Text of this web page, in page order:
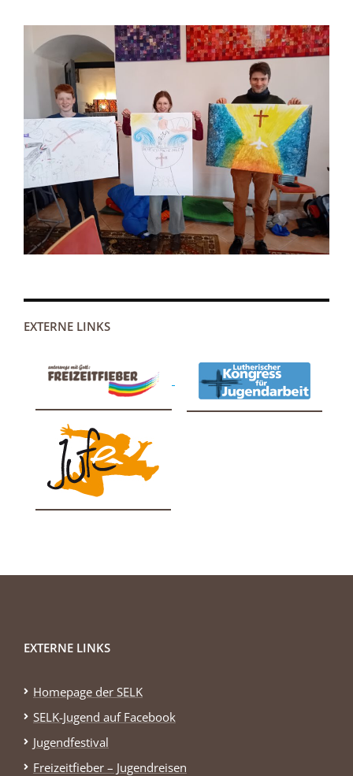
EXTERNE LINKS
EXTERNE LINKS
Homepage der SELK
SELK-Jugend auf Facebook
Jugendfestival
Freizeitfieber – Jugendreisen